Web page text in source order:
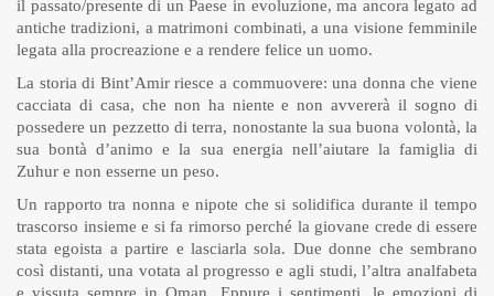
il passato/presente di un Paese in evoluzione, ma ancora legato ad
antiche tradizioni, a matrimoni combinati, a una visione femminile
legata alla procreazione e a rendere felice un uomo.
La storia di Bint’Amir riesce a commuovere: una donna che viene
cacciata di casa, che non ha niente e non avvererà il sogno di
possedere un pezzetto di terra, nonostante la sua buona volontà, la
sua bontà d’animo e la sua energia nell’aiutare la famiglia di
Zuhur e non esserne un peso.
Un rapporto tra nonna e nipote che si solidifica durante il tempo
trascorso insieme e si fa rimorso perché la giovane crede di essere
stata egoista a partire e lasciarla sola. Due donne che sembrano
così distanti, una votata al progresso e agli studi, l’altra analfabeta